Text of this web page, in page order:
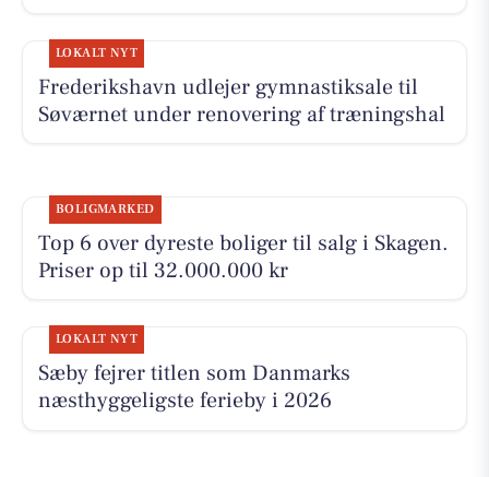
LOKALT NYT
Frederikshavn udlejer gymnastiksale til
Søværnet under renovering af træningshal
BOLIGMARKED
Top 6 over dyreste boliger til salg i Skagen.
Priser op til 32.000.000 kr
LOKALT NYT
Sæby fejrer titlen som Danmarks
næsthyggeligste ferieby i 2026